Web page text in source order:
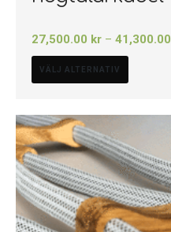
27,500.00 kr – 41,300.00
VÄLJ ALTERNATIV